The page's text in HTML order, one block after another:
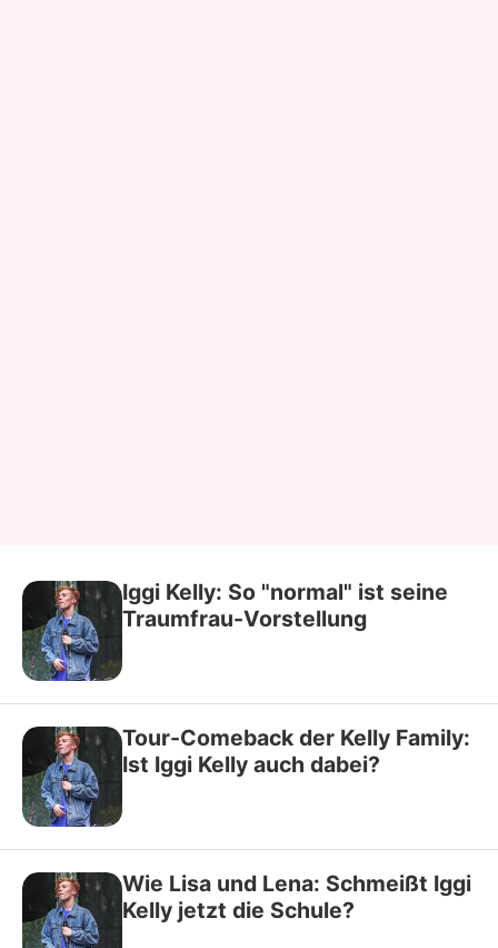
Iggi Kelly: So "normal" ist seine
Traumfrau-Vorstellung
Tour-Comeback der Kelly Family:
Ist Iggi Kelly auch dabei?
Wie Lisa und Lena: Schmeißt Iggi
Kelly jetzt die Schule?